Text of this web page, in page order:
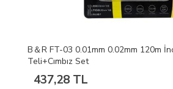
B＆R FT-03 0.01mm 0.02mm 120m
Teli+Cımbız Set
437,28 TL